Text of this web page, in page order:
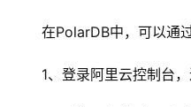
在PolarDB中，可以通
1、登录阿里云控制台